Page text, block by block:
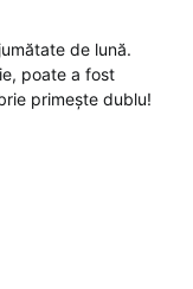
de lună.
poate a fost
primește dublu!